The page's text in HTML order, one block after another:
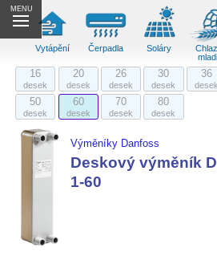
MENU
Vytápění Čerpadla Soláry
16
desek
20
desek
26
desek
30
desek
36
desek
50
desek
60
desek
70
desek
80
desek
Výměníky Danfoss
Deskový výměník
1-60